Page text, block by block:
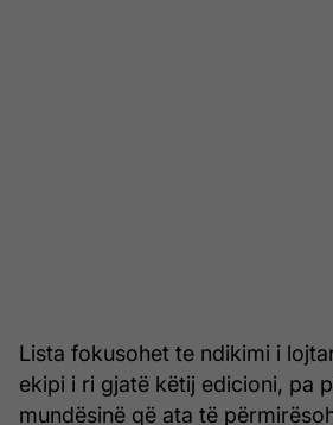
Lista fokusohet te ndikimi i
ekipi i ri gjatë këtij edicioni, pa
mundësinë që ata të